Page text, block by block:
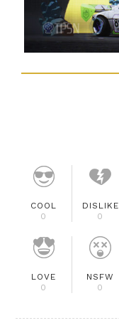
COOL
0
DISLIKE
0
LOVE
0
NSFW
0